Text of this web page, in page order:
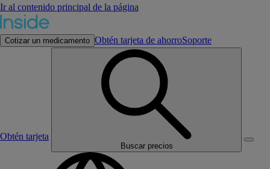
Ir al contenido principal de la página
Cotizar un medicamento Obtén tarjeta de ahorroSoporte
Obtén tarjeta
Buscar precios